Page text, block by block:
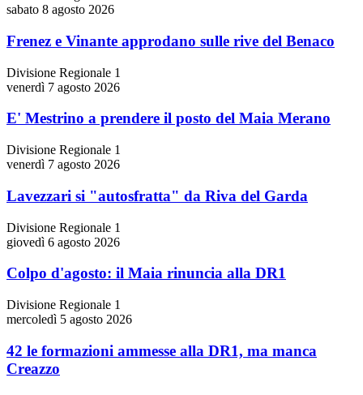
sabato 8 agosto 2026
Frenez e Vinante approdano sulle rive del Benaco
Divisione Regionale 1
venerdì 7 agosto 2026
E' Mestrino a prendere il posto del Maia Merano
Divisione Regionale 1
venerdì 7 agosto 2026
Lavezzari si "autosfratta" da Riva del Garda
Divisione Regionale 1
giovedì 6 agosto 2026
Colpo d'agosto: il Maia rinuncia alla DR1
Divisione Regionale 1
mercoledì 5 agosto 2026
42 le formazioni ammesse alla DR1, ma manca
Creazzo